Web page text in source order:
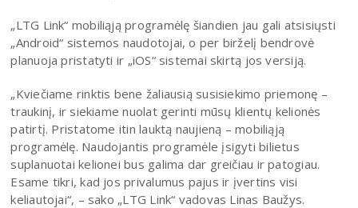
„LTG Link“ mobiliąją programėlę šiandien jau gali atsisiųsti
„Android“ sistemos naudotojai, o per birželį bendrovė
planuoja pristatyti ir „iOS“ sistemai skirtą jos versiją.
„Kviečiame rinktis bene žaliausią susisiekimo priemonę –
traukinį, ir siekiame nuolat gerinti mūsų klientų kelionės
patirtį. Pristatome itin lauktą naujieną – mobiliąją
programėlę. Naudojantis programėle įsigyti bilietus
suplanuotai kelionei bus galima dar greičiau ir patogiau.
Esame tikri, kad jos privalumus pajus ir įvertins visi
keliautojai“, – sako „LTG Link“ vadovas Linas Baužys.